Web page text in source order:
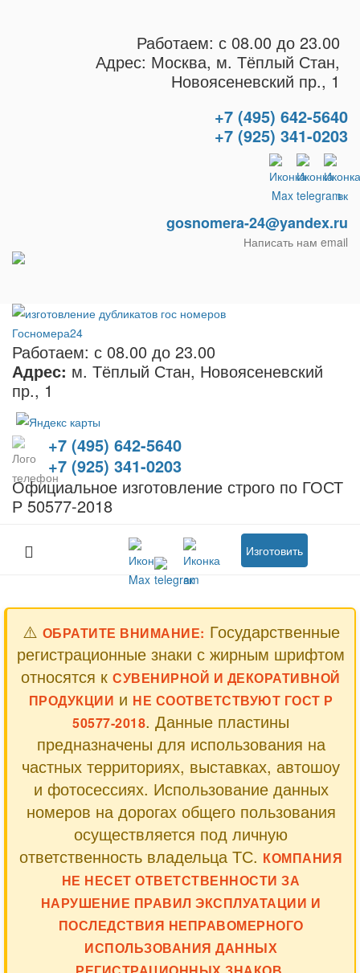
Работаем: с 08.00 до 23.00
Адрес: Москва, м. Тёплый Стан,
Новоясеневский пр., 1
+7 (495) 642-5640
+7 (925) 341-0203
gosnomera-24@yandex.ru
Написать нам email
Работаем: с 08.00 до 23.00
Адрес: м. Тёплый Стан, Новоясеневский
пр., 1
+7 (495) 642-5640
+7 (925) 341-0203
Официальное изготовление строго по ГОСТ
Р 50577-2018
Изготовить
⚠️ ОБРАТИТЕ ВНИМАНИЕ: Государственные
регистрационные знаки с жирным шрифтом
относятся кСУВЕНИРНОЙ И ДЕКОРАТИВНОЙ
ПРОДУКЦИИ и НЕ СООТВЕТСТВУЮТ ГОСТ Р
50577-2018. Данные пластины
предназначены для использования на
частных территориях, выставках, автошоу
и фотосессиях. Использование данных
номеров на дорогах общего пользования
осуществляется под личную
ответственность владельца ТС. КОМПАНИЯ
НЕ НЕСЕТ ОТВЕТСТВЕННОСТИ ЗА
НАРУШЕНИЕ ПРАВИЛ ЭКСПЛУАТАЦИИ И
ПОСЛЕДСТВИЯ НЕПРАВОМЕРНОГО
ИСПОЛЬЗОВАНИЯ ДАННЫХ